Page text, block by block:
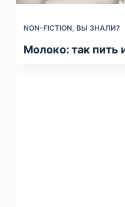
NON-FICTION, ВЫ ЗНАЛИ?
Молоко: так пить